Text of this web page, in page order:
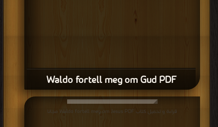
Waldo fortell meg om Gud PDF
قراءة و تحميل كتاب Waldo fortell meg om Jesus PDF مجانا